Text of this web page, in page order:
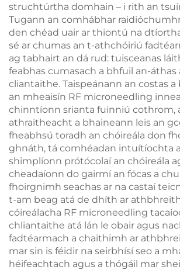
struchtúrtha domhain – i rith an
Tugann an comhábhar
den chéad uair ar thiontú na
sé ar chumas an t-athchóiriú
ag tabhairt an dá rud: tuisceanas
feabhas cumasach a bhfuil an-áthas
cliantaithe. Taispeánann an costas
an mheaisín RF microneedling
chinntíonn srianta fuinniú cothrom,
athraitheacht a bhaineann leis an
fheabhsú toradh an chóireála don
ghnáth, tá comhéadan intuítíochta
shimplíonn prótócolaí an chóireála
cheadaíonn do gairmí an fócas a
fhoirgnimh seachas ar na castaí
t-am beag atá de dhíth ar
cóireálacha RF microneedling
chliantaithe atá lán le obair agus
fadtéarmach a chaithimh ar
mar sin is féidir na seirbhísí seo a
héifeachtach agus a thógáil mar